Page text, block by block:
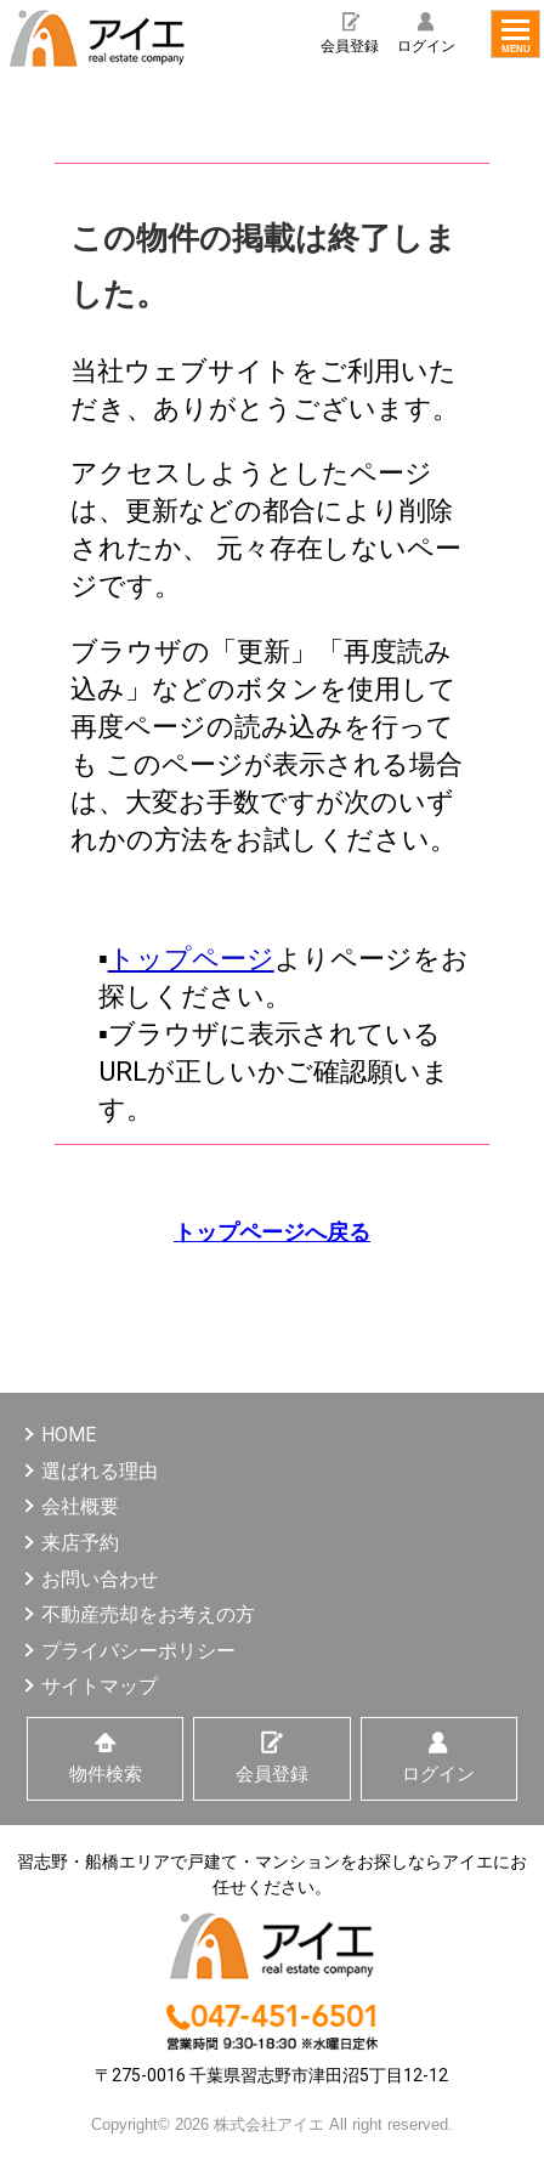
MENU
会員登録 ログイン
この物件の掲載は終了しま
した。
当社ウェブサイトをご利用いた
だき、ありがとうございます。
アクセスしようとしたページ
は、更新などの都合により削除
されたか、
元々存在しないペー
ジです。
ブラウザの「更新」「再度読み
込み」などのボタンを使用して
再度ページの読み込みを行って
も このページが表示される場合
は、大変お手数ですが次のいず
れかの方法をお試しください。
▪️ トップページよりページをお
探しください。
▪️ブラウザに表示されている
URLが正しいかご確認願いま
す。
トップページへ戻る
HOME
選ばれる理由
会社概要
来店予約
お問い合わせ
不動産売却をお考えの方
プライバシーポリシー
サイトマップ
物件検索 会員登録 ログイン
習志野・船橋エリアで戸建て・マンションをお探しならアイエにお
任せください。
〒275-0016 千葉県習志野市津田沼5丁目12-12
Copyright© 2026 株式会社アイエ All right reserved.